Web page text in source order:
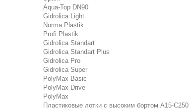
Aqua-Top DN90
Gidrolica Light
Norma Plastik
Profi Plastik
Gidrolica Standart
Gidrolica Standart Plus
Gidrolica Pro
Gidrolica Super
PolyMax Basic
PolyMax Drive
PolyMax
Пластиковые лотки с высоким бортом А15-C250